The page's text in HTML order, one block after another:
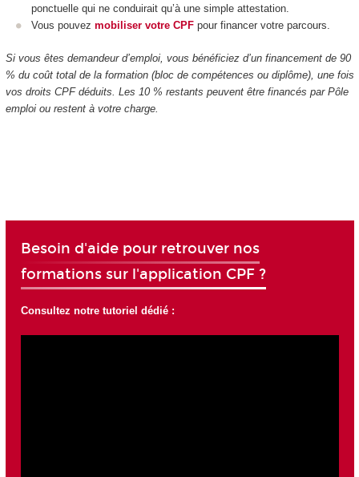
ponctuelle qui ne conduirait qu’à une simple attestation.
Vous pouvez mobiliser votre CPF pour financer votre parcours.
Si vous êtes demandeur d’emploi, vous bénéficiez d’un financement de 90
% du coût total de la formation (bloc de compétences ou diplôme), une fois
vos droits CPFdéduits. Les 10 % restants peuvent être financés par Pôle
emploi ou restent à votre charge.
Besoin d'aide pour retrouver nos
formations sur l'application CPF ?
Consultez notre tutoriel dédié :